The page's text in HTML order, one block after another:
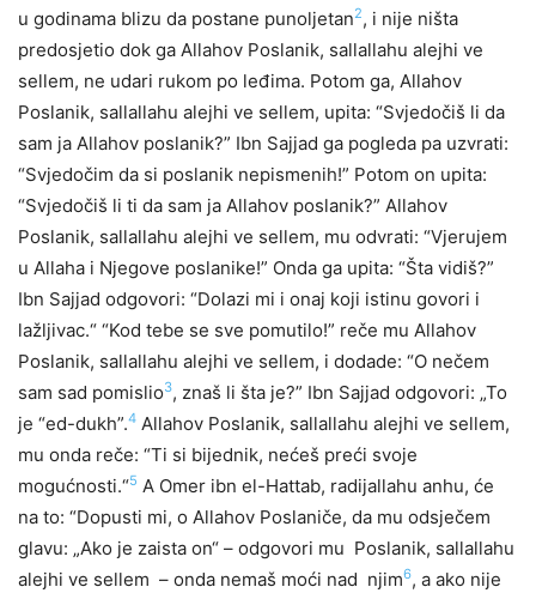
u godinama blizu da postane punoljetan2, i nije ništa
predosjetio dok ga Allahov Poslanik, sallallahu alejhi ve
sellem, ne udari rukom po leđima. Potom ga, Allahov
Poslanik, sallallahu alejhi ve sellem, upita: “Svjedočiš li da
sam ja Allahov poslanik?” Ibn Sajjad ga pogleda pa uzvrati:
“Svjedočim da si poslanik nepismenih!” Potom on upita:
“Svjedočiš li ti da sam ja Allahov poslanik?” Allahov
Poslanik, sallallahu alejhi ve sellem, mu odvrati: “Vjerujem
u Allaha i Njegove poslanike!” Onda ga upita: “Šta vidiš?”
Ibn Sajjad odgovori: “Dolazi mi i onaj koji istinu govori i
lažljivac.“ “Kod tebe se sve pomutilo!” reče mu Allahov
Poslanik, sallallahu alejhi ve sellem, i dodade: “O nečem
sam sad pomislio3, znaš li šta je?” Ibn Sajjad odgovori: „To
je “ed-dukh”.4 Allahov Poslanik, sallallahu alejhi ve sellem,
mu onda reče: “Ti si bijednik, nećeš preći svoje
mogućnosti.“5 A Omer ibn el-Hattab, radijallahu anhu, će
na to: “Dopusti mi, o Allahov Poslaniče, da mu odsječem
glavu: „Ako je zaista on“ – odgovori mu Poslanik, sallallahu
alejhi ve sellem – onda nemaš moći nad njim6, a ako nije